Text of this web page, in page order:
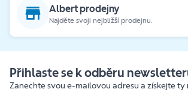
Albert prodejny
Najděte svoji nejbližší prodejnu.
Přihlaste se k odběru
Zanechte svou e-mailovou adresu a získejte ty